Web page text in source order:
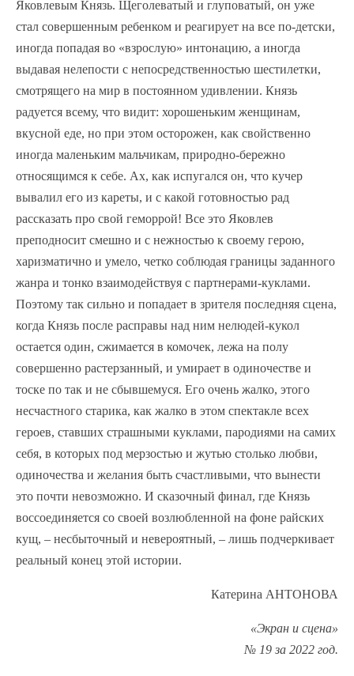
Яковлевым Князь. Щеголеватый и глуповатый, он уже
стал совершенным ребенком и реагирует на все по-детски,
иногда попадая во «взрослую» интонацию, а иногда
выдавая нелепости с непосредственностью шестилетки,
смотрящего на мир в постоянном удивлении. Князь
радуется всему, что видит: хорошеньким женщинам,
вкусной еде, но при этом осторожен, как свойственно
иногда маленьким мальчикам, природно-бережно
относящимся к себе. Ах, как испугался он, что кучер
вывалил его из кареты, и с какой готовностью рад
рассказать про свой геморрой! Все это Яковлев
преподносит смешно и с нежностью к своему герою,
харизматично и умело, четко соблюдая границы заданного
жанра и тонко взаимодействуя с партнерами-куклами.
Поэтому так сильно и попадает в зрителя последняя сцена,
когда Князь после расправы над ним нелюдей-кукол
остается один, сжимается в комочек, лежа на полу
совершенно растерзанный, и умирает в одиночестве и
тоске по так и не сбывшемуся. Его очень жалко, этого
несчастного старика, как жалко в этом спектакле всех
героев, ставших страшными куклами, пародиями на самих
себя, в которых под мерзостью и жутью столько любви,
одиночества и желания быть счастливыми, что вынести
это почти невозможно. И сказочный финал, где Князь
воссоединяется со своей возлюбленной на фоне райских
кущ, – несбыточный и невероятный, – лишь подчеркивает
реальный конец этой истории.
Катерина АНТОНОВА
«Экран и сцена»
№ 19 за 2022 год.